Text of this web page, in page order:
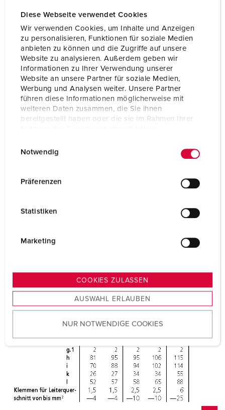
Diese Webseite verwendet Cookies
Wir verwenden Cookies, um Inhalte und Anzeigen
zu personalisieren, Funktionen für soziale Medien
anbieten zu können und die Zugriffe auf unsere
Website zu analysieren. Außerdem geben wir
Informationen zu Ihrer Verwendung unserer
Website an unsere Partner für soziale Medien,
Werbung und Analysen weiter. Unsere Partner
führen diese Informationen möglicherweise mit
weiteren Daten zusammen, die Sie ihnen
bereitgestellt haben oder die sie im Rahmen Ihrer
s
u
w
Notwendig
Präferenzen
Statistiken
Marketing
COOKIES ZULASSEN
AUSWAHL ERLAUBEN
NUR NOTWENDIGE COOKIES
vernickelte Kontakte
Schutzart IP67
Flansch 75x75 mm
Bohrloch 60x60 mm
Gewicht 236 g
Prüfzeichen EAC